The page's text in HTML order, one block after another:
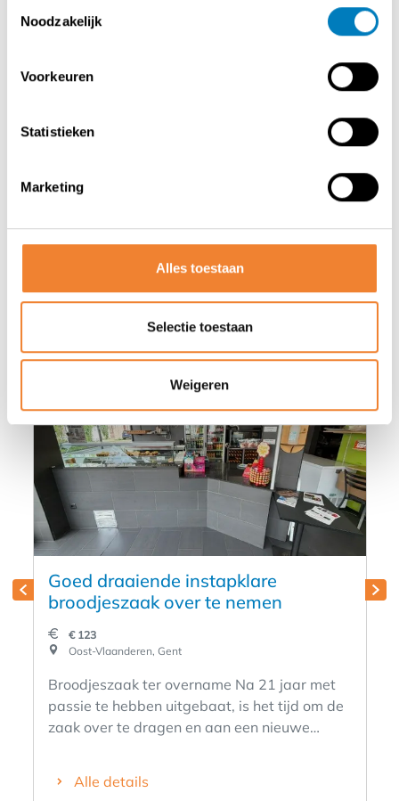
Noodzakelijk
Voorkeuren
Statistieken
Marketing
Alles toestaan
Selectie toestaan
Weigeren
Misschien vind je deze advertenties
ook wel interessant
Goed draaiende instapklare
broodjeszaak over te nemen
€ 123
Oost-Vlaanderen, Gent
Broodjeszaak ter overname Na 21 jaar met
passie te hebben uitgebaat, is het tijd om de
zaak over te dragen en aan een nieuwe
Gent, ter overname aangeboden. De zaak
Alle details